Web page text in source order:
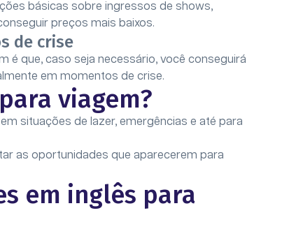
básicas sobre ingressos de shows,
preços mais baixos.
de crise
é que, caso seja necessário, você conseguirá
em momentos de crise.
viagem?
situações de lazer, emergências e até para
as oportunidades que aparecerem para
em inglês para